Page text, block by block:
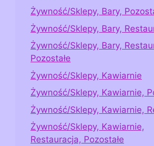
Żywność/Sklepy, Bary,
Żywność/Sklepy, Bary,
Żywność/Sklepy, Bary,
Pozostałe
Żywność/Sklepy, Kawiarnie
Żywność/Sklepy, Kawiarnie,
Żywność/Sklepy, Kawiarnie,
Żywność/Sklepy, Kawiarnie,
Restauracja, Pozostałe